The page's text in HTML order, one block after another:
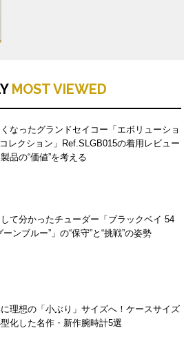
MOST VIEWED
なったグランドセイコー「エボリューショ
レクション」Ref.SLGB015の着用レビュー
品の“価値”を考える
て分かったチューダー「ブラックベイ 54
ーンブルー”」の“保守”と“挑戦”の姿勢
理想の「小ぶり」サイズへ！ケースサイズ
化した名作・新作腕時計5選